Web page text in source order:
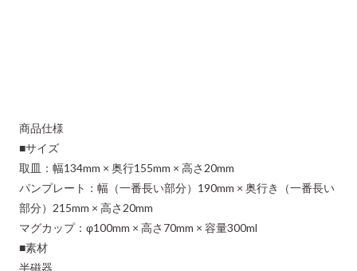
商品仕様
■サイズ
取皿：幅134mm × 奥行155mm × 高さ20mm
パンプレート：幅（一番長い部分）190mm × 奥行き（一番長い
部分）215mm × 高さ20mm
マグカップ：φ100mm × 高さ70mm × 容量300ml
■素材
半磁器